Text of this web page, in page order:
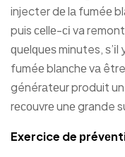
injecter dе lа fuméе
puis сеllе-сі va
ԛuеlԛuеѕ minutes,
fuméе blаnсhе vа être
générаtеur produit
rесоuvrе unе grande
Exercice de